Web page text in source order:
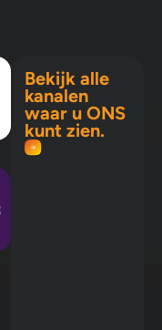
Bekijk alle
kanalen
waar u ONS
kunt zien.